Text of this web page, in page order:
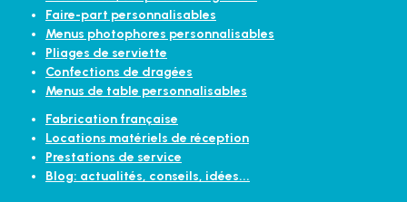
Faire-part personnalisables
Menus photophores personnalisables
Pliages de serviette
Confections de dragées
Menus de table personnalisables
Fabrication française
Locations matériels de réception
Prestations de service
Blog: actualités, conseils, idées...